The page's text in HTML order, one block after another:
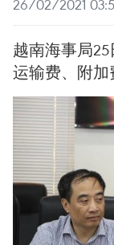
26/02/2021
越南海事局
运输费、附加